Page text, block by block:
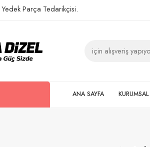
Yedek Parça Tedarikçisi.
ANA SAYFA KURUMSAL